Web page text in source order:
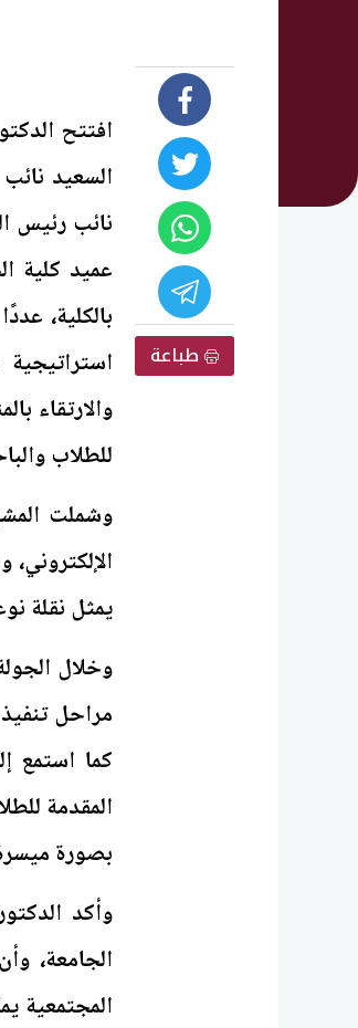
طباعة
افتتح
السعيد
نائب رئيس
عميد كلية
بالكلية،
والارتقاء
للطلاب
وشملت
يمثل نقلة
وخلال
مراحل
كما استمع
المقدمة
بصورة
وأكد
الجامعة،
المجتمعية